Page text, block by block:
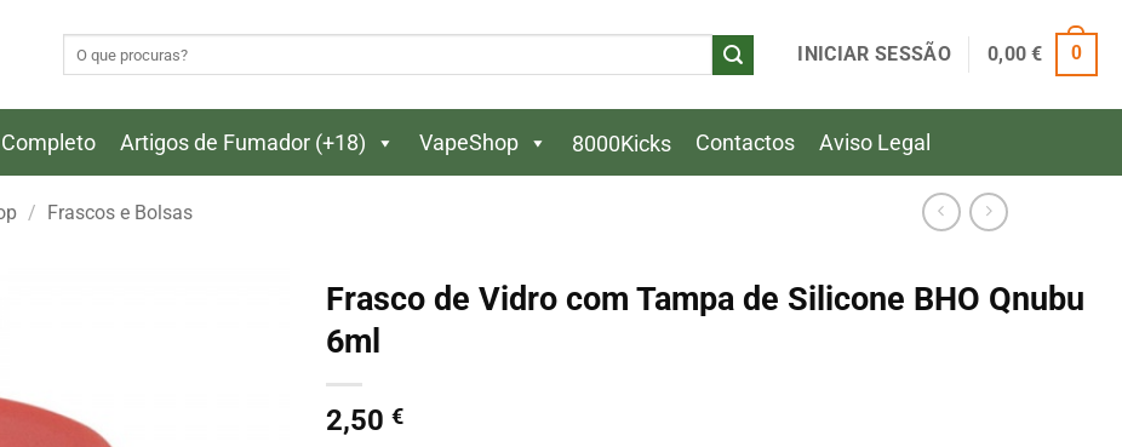
INICIAR SESSÃO 0,00€ 0
Artigos de Fumador (+18) VapeShop 8000Kicks Contactos Aviso Legal
/ Frascos e Bolsas
Frasco de Vidro com Tampa de Silicone BHO Qnubu
6ml
2,50 €